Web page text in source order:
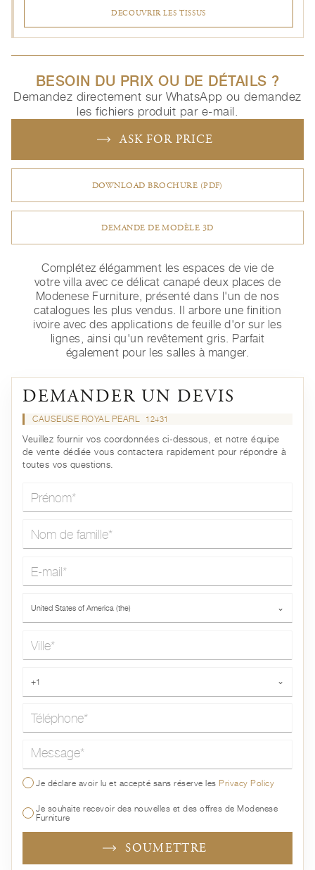
DECOUVRIR LES TISSUS
BESOIN DU PRIX OU DE DÉTAILS ?
Demandez directement sur WhatsApp ou demandez
les fichiers produit par e-mail.
ASK FOR PRICE
DOWNLOAD BROCHURE (PDF)
DEMANDE DE MODÈLE 3D
Complétez élégamment les espaces de vie de
votre villa avec ce délicat canapé deux places de
Modenese Furniture, présenté dans l'un de nos
catalogues les plus vendus. Il arbore une finition
ivoire avec des applications de feuille d'or sur les
lignes, ainsi qu'un revêtement gris. Parfait
également pour les salles à manger.
DEMANDER UN DEVIS
CAUSEUSE ROYAL PEARL 12431
Veuillez fournir vos coordonnées ci-dessous, et notre équipe
de vente dédiée vous contactera rapidement pour répondre à
toutes vos questions.
United States of America (the) ⌄
+1 ⌄
Message*
Je déclare avoir lu et accepté sans réserve lesPrivacy Policy
Je souhaite recevoir des nouvelles et des offres de Modenese
Furniture
SOUMETTRE